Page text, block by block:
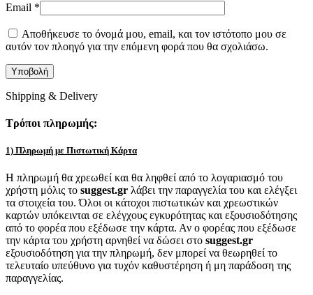
Email *
Αποθήκευσε το όνομά μου, email, και τον ιστότοπο μου σε
αυτόν τον πλοηγό για την επόμενη φορά που θα σχολιάσω.
Shipping & Delivery
Τρόποι πληρωμής:
1) Πληρωμή με Πιστωτική Κάρτα
Η πληρωμή θα χρεωθεί και θα ληφθεί από το λογαριασμό του
χρήστη μόλις το suggest.gr λάβει την παραγγελία του και ελέγξει
τα στοιχεία του. Όλοι οι κάτοχοι πιστωτικών και χρεωστικών
καρτών υπόκεινται σε ελέγχους εγκυρότητας και εξουσιοδότησης
από το φορέα που εξέδωσε την κάρτα. Αν ο φορέας που εξέδωσε
την κάρτα του χρήστη αρνηθεί να δώσει στο suggest.gr
εξουσιοδότηση για την πληρωμή, δεν μπορεί να θεωρηθεί το
τελευταίο υπεύθυνο για τυχόν καθυστέρηση ή μη παράδοση της
παραγγελίας.